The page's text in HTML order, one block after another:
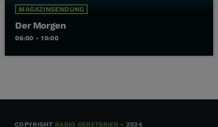
MAGAZINSENDUNG
Der Morgen
06:00 - 10:00
COPYRIGHT RADIO GERETSRIED- 2024